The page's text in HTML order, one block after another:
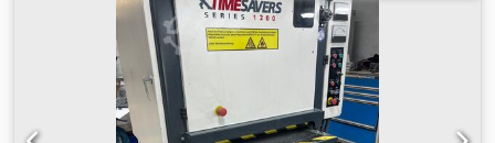
laser, stampati, al getto d'acqua o al plasma, grazie alle
sue 3 stazioni. La stazione di levigatura a nastro consente
di rimuovere sbavature e bave sporgenti.
Successivamente, le spazzole rotanti smussano e
arrotondano leggermente i bordi. Per ottenere un risultato
uniforme, abbiamo previsto due stazioni di spazzolatura